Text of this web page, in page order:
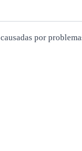
por